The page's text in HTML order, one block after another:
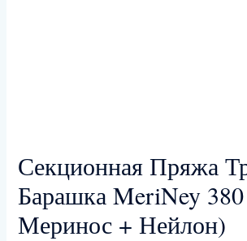
Секционная Пряжа
Барашка MeriNey 380
Меринос + Нейлон)